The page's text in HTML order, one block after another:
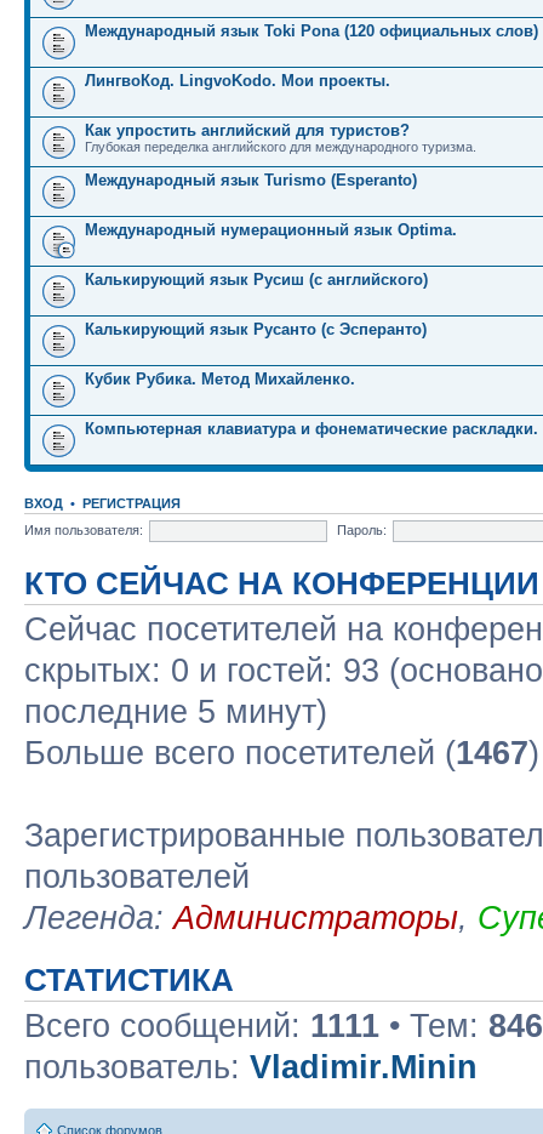
Международный язык Toki Pona (120 официальных слов)
ЛингвоКод. LingvoKodo. Мои проекты.
Как упростить английский для туристов?
Глубокая переделка английского для международного туризма.
Международный язык Turismo (Esperanto)
Международный нумерационный язык Optima.
Калькирующий язык Русиш (с английского)
Калькирующий язык Русанто (с Эсперанто)
Кубик Рубика. Метод Михайленко.
Компьютерная клавиатура и фонематические раскладки.
ВХОД • РЕГИСТРАЦИЯ
Имя пользователя:
Пароль:
КТО СЕЙЧАС НА КОНФЕРЕНЦИИ
Сейчас посетителей на
скрытых: 0 и гостей: 93
последние 5 минут)
Больше всего посетителей (1467
Зарегистрированные
пользователей
Легенда:Администраторы,
СТАТИСТИКА
Всего сообщений: 1111 • Тем: 846
пользователь: Vladimir.Minin
Список форумов